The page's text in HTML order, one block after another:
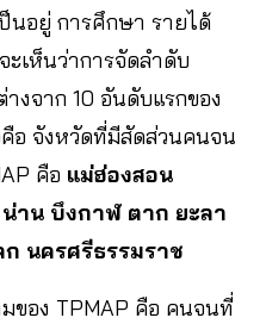
นอยู่ การศึกษา รายได้
ะเห็นว่าการจัดลำดับ
งจาก 10 อันดับแรกของ
อ จังหวัดที่มีสัดส่วนคนจน
คือ แม่ฮ่องสอน
าน บึงกาฬ ตาก ยะลา
นครศรีธรรมราช
ของ TPMAP คือ คนจนที่